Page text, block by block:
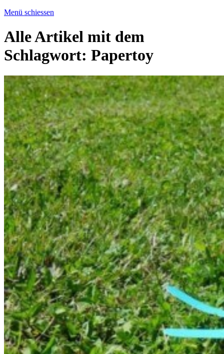
Menü schiessen
Alle Artikel mit dem
Schlagwort: Papertoy